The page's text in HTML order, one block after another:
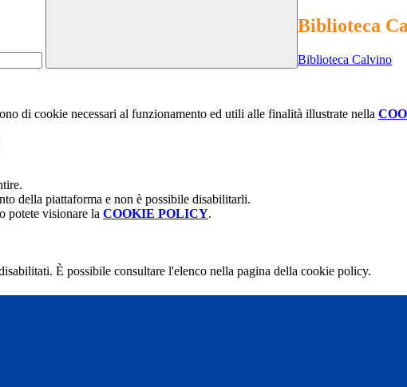
Biblioteca
Biblioteca Calvino
di cookie necessari al funzionamento ed utili alle finalità illustrate nella
della piattaforma e non è possibile disabilitarli.
potete visionare la COOKIE POLICY.
È possibile consultare l'elenco nella pagina della cookie policy.